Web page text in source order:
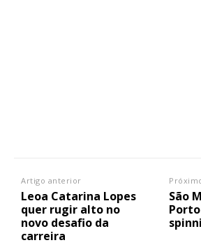
Artigo anterior
Leoa Catarina Lopes
quer rugir alto no
novo desafio da
carreira
São